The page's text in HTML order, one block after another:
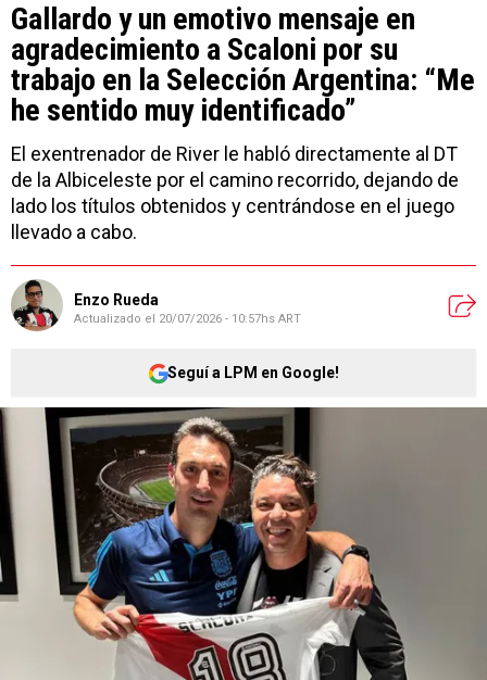
Gallardo y un emotivo mensaje en
agradecimiento a Scaloni por su
trabajo en la Selección Argentina: “Me
he sentido muy identificado”
El exentrenador de River le habló directamente al DT
de la Albiceleste por el camino recorrido, dejando de
lado los títulos obtenidos y centrándose en el juego
llevado a cabo.
Enzo Rueda
Actualizado el 20/07/2026 - 10:57hs ART
Seguí a LPM en Google!